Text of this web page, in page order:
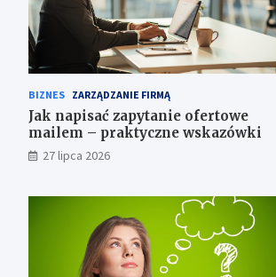
BIZNES ZARZĄDZANIE FIRMĄ
Jak napisać zapytanie ofertowe
mailem – praktyczne wskazówki
27 lipca 2026